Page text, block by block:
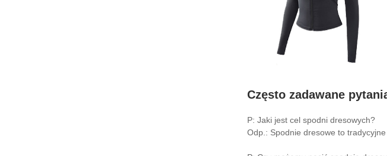
Często zadawane
P: Jaki jest cel spodni dresowych?
Odp.: Spodnie dresowe to